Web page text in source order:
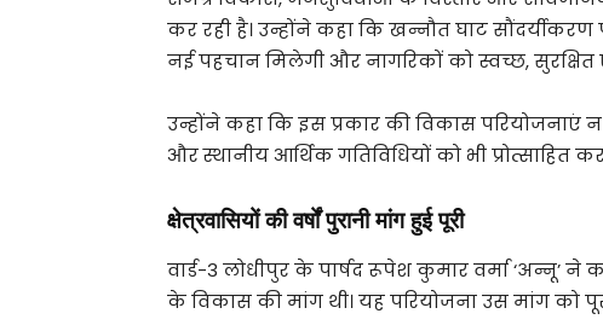
कर रही है। उन्होंने कहा कि खन्नौत घाट
नई पहचान मिलेगी और नागरिकों को स्वच्छ,
उन्होंने कहा कि इस प्रकार की विकास
और स्थानीय आर्थिक गतिविधियों को भी प्रोत्साहित
क्षेत्रवासियों की वर्षों पुरानी मांग हुई पूरी
वार्ड-3 लोधीपुर के पार्षद रूपेश कुमार वर्मा ‘अन्नू’
के विकास की मांग थी। यह परियोजना उस मांग को